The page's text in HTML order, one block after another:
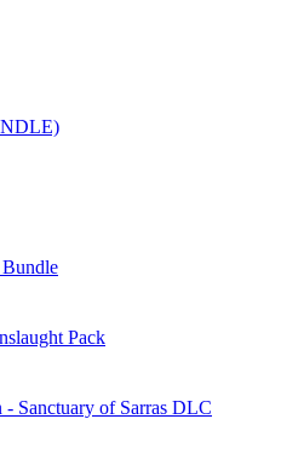
Pack
Sanctuary of Sarras DLC